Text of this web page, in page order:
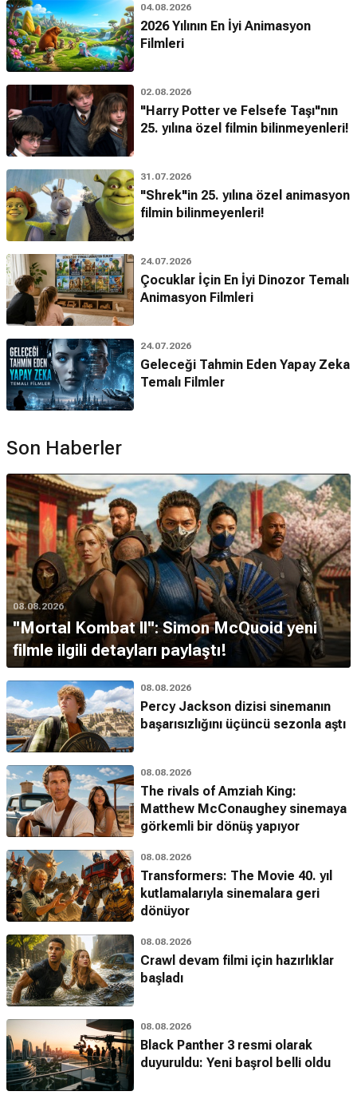
04.08.2026
2026 Yılının En İyi Animasyon
Filmleri
02.08.2026
"Harry Potter ve Felsefe Taşı"nın
25. yılına özel filmin bilinmeyenleri!
31.07.2026
"Shrek"in 25. yılına özel animasyon
filmin bilinmeyenleri!
24.07.2026
Çocuklar İçin En İyi Dinozor Temalı
Animasyon Filmleri
24.07.2026
Geleceği Tahmin Eden Yapay Zeka
Temalı Filmler
Son Haberler
08.08.2026
''Mortal Kombat II'': Simon McQuoid yeni
filmle ilgili detayları paylaştı!
08.08.2026
Percy Jackson dizisi sinemanın
başarısızlığını üçüncü sezonla aştı
08.08.2026
The rivals of Amziah King:
Matthew McConaughey sinemaya
görkemli bir dönüş yapıyor
08.08.2026
Transformers: The Movie 40. yıl
kutlamalarıyla sinemalara geri
dönüyor
08.08.2026
Crawl devam filmi için hazırlıklar
başladı
08.08.2026
Black Panther 3 resmi olarak
duyuruldu: Yeni başrol belli oldu